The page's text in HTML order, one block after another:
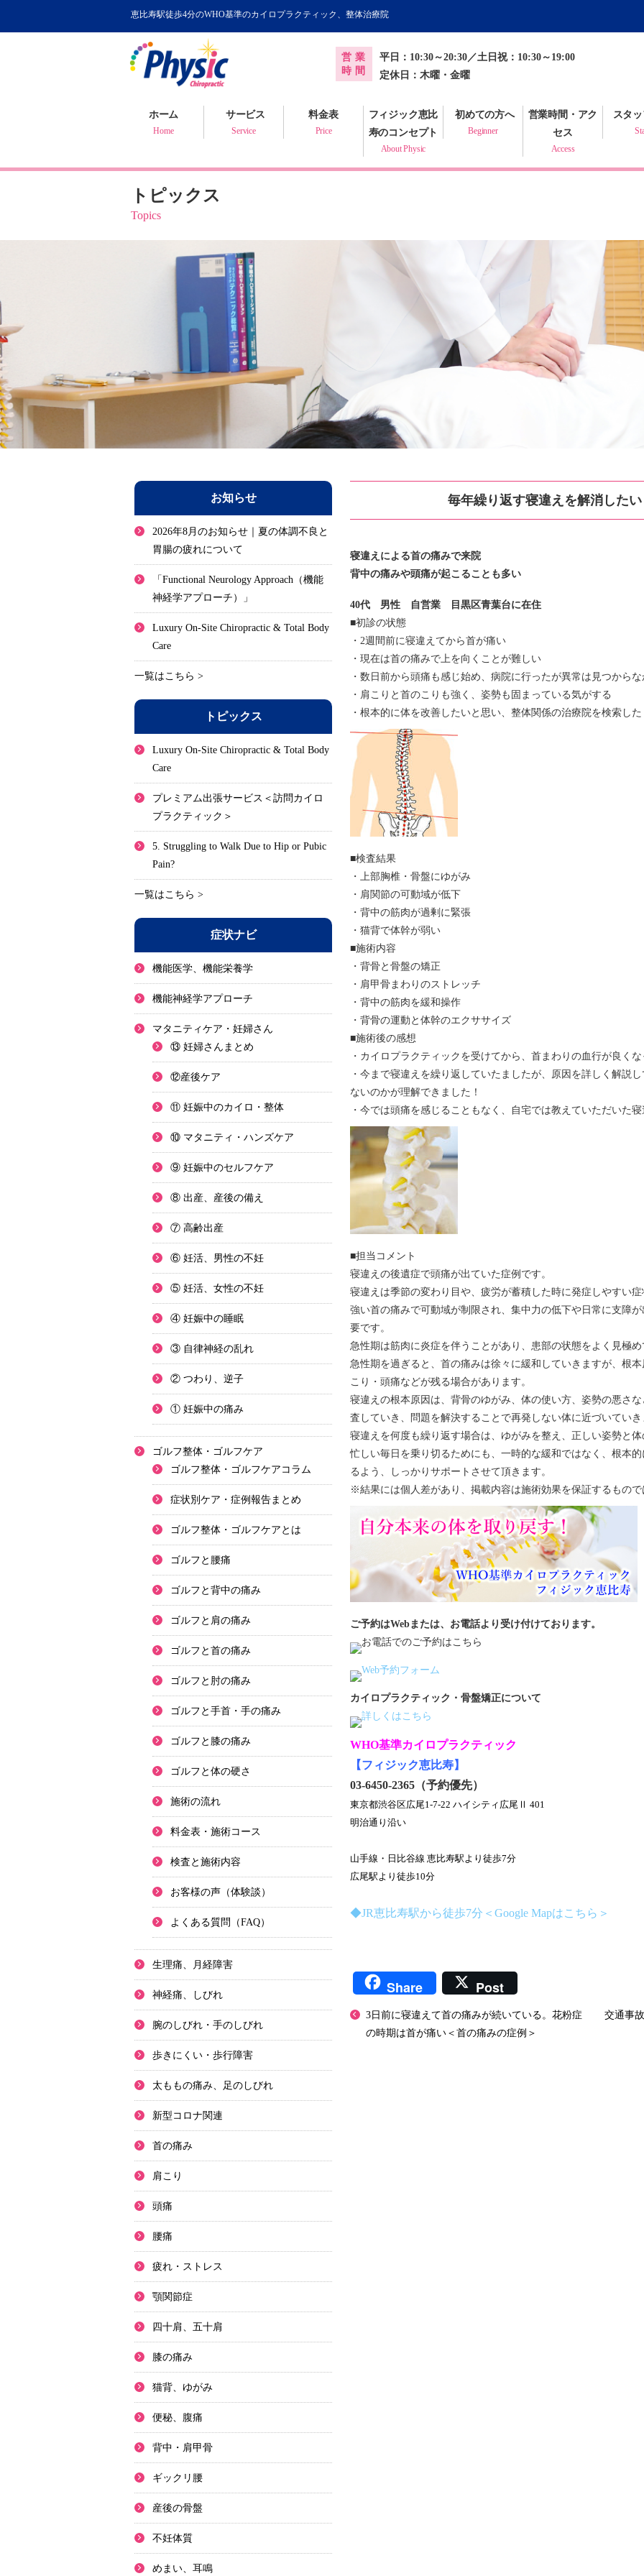
恵比寿駅徒歩4分のWHO基準のカイロプラクティック、整体治療院
営業
時間
平日：10:30～20:30／土日祝：10:30～19:00
定休日：木曜・金曜
ホーム
Home
サービス
Service
カイロプラクティック
WHOが認めるカイロプラクティック
健康判断・体質チェック
料金表
Price
フィジック恵比
寿のコンセプト
About Physic
初めての方へ
Beginner
オンライン健康調査票
営業時間・アク
セス
Access
スタ
トピックス
Topics
毎年繰り返す寝違えを解消した
寝違えによる首の痛みで来院
背中の痛みや頭痛が起こることも多い
40代 男性 自営業 目黒区青葉台に在住
■初診の状態
・2週間前に寝違えてから首が痛い
・現在は首の痛みで上を向くことが難しい
・数日前から頭痛も感じ始め、病院に行ったが異常は見つから
・肩こりと首のこりも強く、姿勢も固まっている気がする
・根本的に体を改善したいと思い、整体関係の治療院を検索した
■検査結果
・上部胸椎・骨盤にゆがみ
・肩関節の可動域が低下
・背中の筋肉が過剰に緊張
・猫背で体幹が弱い
■施術内容
・背骨と骨盤の矯正
・肩甲骨まわりのストレッチ
・背中の筋肉を緩和操作
・背骨の運動と体幹のエクササイズ
■施術後の感想
・カイロプラクティックを受けてから、首まわりの血行が良く
・今まで寝違えを繰り返していたましたが、原因を詳しく解説
ないのかが理解できました！
・今では頭痛を感じることもなく、自宅では教えていただいた
■担当コメント
寝違えの後遺症で頭痛が出ていた症例です。
寝違えは季節の変わり目や、疲労が蓄積した時に発症しやすい
強い首の痛みで可動域が制限され、集中力の低下や日常に支障
要です。
急性期は筋肉に炎症を伴うことがあり、患部の状態をよく見極
急性期を過ぎると、首の痛みは徐々に緩和していきますが、根
こり・頭痛などが残る場合があります。
寝違えの根本原因は、背骨のゆがみ、体の使い方、姿勢の悪さ
査していき、問題を解決することで再発しない体に近づいてい
寝違えを何度も繰り返す場合は、ゆがみを整え、正しい姿勢と
忙しい毎日を乗り切るためにも、一時的な緩和ではなく、根本
るよう、しっかりサポートさせて頂きます。
※結果には個人差があり、掲載内容は施術効果を保証するもの
ご予約はWebまたは、お電話より受け付けております。
カイロプラクティック・骨盤矯正について
WHO基準カイロプラクティック
【フィジック恵比寿】
03-6450-2365（予約優先）
東京都渋谷区広尾1-7-22 ハイシティ広尾Ⅱ 401
明治通り沿い
山手線・日比谷線 恵比寿駅より徒歩7分
広尾駅より徒歩10分
◆JR恵比寿駅から徒歩7分＜Google Mapはこちら＞
Share Post
3日前に寝違えて首の痛みが続いている。花粉症
の時期は首が痛い＜首の痛みの症例＞
交通事
お知らせ
2026年8月のお知らせ｜夏の体調不良と
胃腸の疲れについて
「Functional Neurology Approach（機能
神経学アプローチ）」
Luxury On-Site Chiropractic & Total Body
Care
一覧はこちら >
トピックス
Luxury On-Site Chiropractic & Total Body
Care
プレミアム出張サービス＜訪問カイロ
プラクティック＞
5. Struggling to Walk Due to Hip or Pubic
Pain?
一覧はこちら >
症状ナビ
機能医学、機能栄養学
機能神経学アプローチ
マタニティケア・妊婦さん
⑬ 妊婦さんまとめ
⑫産後ケア
⑪ 妊娠中のカイロ・整体
⑩ マタニティ・ハンズケア
⑨ 妊娠中のセルフケア
⑧ 出産、産後の備え
⑦ 高齢出産
⑥ 妊活、男性の不妊
⑤ 妊活、女性の不妊
④ 妊娠中の睡眠
③ 自律神経の乱れ
② つわり、逆子
① 妊娠中の痛み
ゴルフ整体・ゴルフケア
ゴルフ整体・ゴルフケアコラム
症状別ケア・症例報告まとめ
ゴルフ整体・ゴルフケアとは
ゴルフと腰痛
ゴルフと背中の痛み
ゴルフと肩の痛み
ゴルフと首の痛み
ゴルフと肘の痛み
ゴルフと手首・手の痛み
ゴルフと膝の痛み
ゴルフと体の硬さ
施術の流れ
料金表・施術コース
検査と施術内容
お客様の声（体験談）
よくある質問（FAQ）
生理痛、月経障害
神経痛、しびれ
腕のしびれ・手のしびれ
歩きにくい・歩行障害
太ももの痛み、足のしびれ
新型コロナ関連
首の痛み
肩こり
頭痛
腰痛
疲れ・ストレス
顎関節症
四十肩、五十肩
膝の痛み
猫背、ゆがみ
便秘、腹痛
背中・肩甲骨
ギックリ腰
産後の骨盤
不妊体質
めまい、耳鳴